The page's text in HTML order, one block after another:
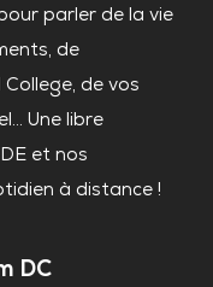
parler de la vie
de
College, de vos
Une libre
et nos
à distance !
DC